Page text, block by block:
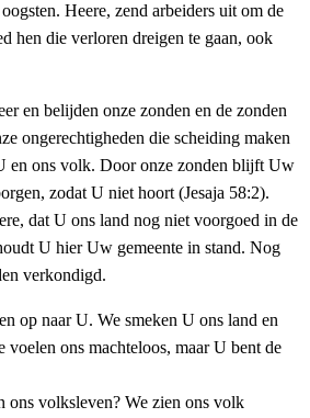
Heere, zend arbeiders uit om de
hen die verloren dreigen te gaan, ook
en belijden onze zonden en de zonden
ongerechtigheden die scheiding maken
en ons volk. Door onze zonden blijft Uw
zodat U niet hoort (Jesaja 58:2).
dat U ons land nog niet voorgoed in de
U hier Uw gemeente in stand. Nog
verkondigd.
op naar U. We smeken U ons land en
voelen ons machteloos, maar U bent de
volksleven? We zien ons volk